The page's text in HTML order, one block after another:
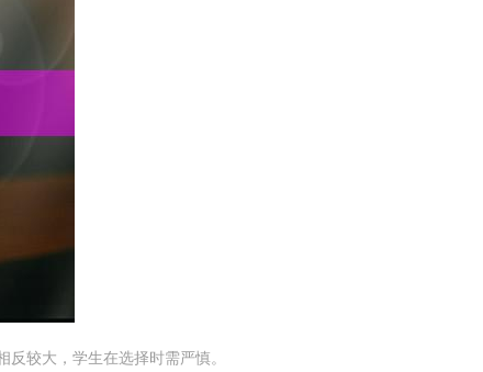
较大，学生在选择时需严慎。